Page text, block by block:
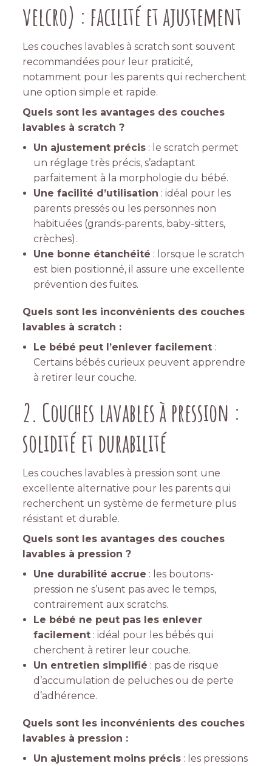
velcro) : facilité et ajustement
Les couches lavables à scratch sont souvent
recommandées pour leur praticité,
notamment pour les parents qui recherchent
une option simple et rapide.
Quels sont les avantages des couches
lavables à scratch ?
Un ajustement précis : le scratch permet
un réglage très précis, s’adaptant
parfaitement à la morphologie du bébé.
Une facilité d’utilisation : idéal pour les
parents pressés ou les personnes non
habituées (grands-parents, baby-sitters,
crèches).
Une bonne étanchéité : lorsque le scratch
est bien positionné, il assure une excellente
prévention des fuites.
Quels sont les inconvénients des couches
lavables à scratch :
Le bébé peut l’enlever facilement :
Certains bébés curieux peuvent apprendre
à retirer leur couche.
2. Couches lavables à pression :
solidité et durabilité
Les couches lavables à pression sont une
excellente alternative pour les parents qui
recherchent un système de fermeture plus
résistant et durable.
Quels sont les avantages des couches
lavables à pression ?
Une durabilité accrue : les boutons-
pression ne s’usent pas avec le temps,
contrairement aux scratchs.
Le bébé ne peut pas les enlever
facilement : idéal pour les bébés qui
cherchent à retirer leur couche.
Un entretien simplifié : pas de risque
d’accumulation de peluches ou de perte
d’adhérence.
Quels sont les inconvénients des couches
lavables à pression :
Un ajustement moins précis : les pressions